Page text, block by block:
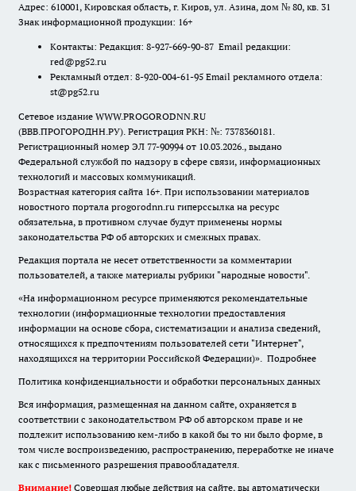
Адрес: 610001, Кировская область, г. Киров, ул. Азина, дом № 80, кв. 31
Знак информационной продукции: 16+
Контакты: Редакция: 8-927-669-90-87 Email редакции:
red@pg52.ru
Рекламный отдел: 8-920-004-61-95 Email рекламного отдела:
st@pg52.ru
Сетевое издание WWW.PROGORODNN.RU
(ВВВ.ПРОГОРОДНН.РУ). Регистрация РКН: №: 7378360181.
Регистрационный номер ЭЛ 77-90994 от 10.03.2026., выдано
Федеральной службой по надзору в сфере связи, информационных
технологий и массовых коммуникаций.
Возрастная категория сайта 16+. При использовании материалов
новостного портала progorodnn.ru гиперссылка на ресурс
обязательна, в противном случае будут применены нормы
законодательства РФ об авторских и смежных правах.
Редакция портала не несет ответственности за комментарии
пользователей, а также материалы рубрики "народные новости".
«На информационном ресурсе применяются рекомендательные
технологии (информационные технологии предоставления
информации на основе сбора, систематизации и анализа сведений,
относящихся к предпочтениям пользователей сети "Интернет",
находящихся на территории Российской Федерации)». Подробнее
Политика конфиденциальности и обработки персональных данных
Вся информация, размещенная на данном сайте, охраняется в
соответствии с законодательством РФ об авторском праве и не
подлежит использованию кем-либо в какой бы то ни было форме, в
том числе воспроизведению, распространению, переработке не иначе
как с письменного разрешения правообладателя.
Внимание! Совершая любые действия на сайте, вы автоматически